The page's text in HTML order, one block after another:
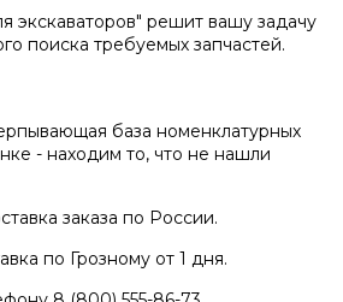
экскаваторов" решит вашу задачу
поиска требуемых запчастей.
база номенклатурных
- находим то, что не нашли
заказа по России.
по Грозному от 1 дня.